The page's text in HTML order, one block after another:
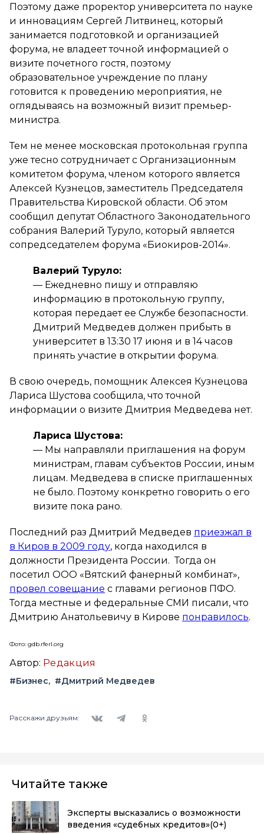
Поэтому даже проректор университета по науке
и инновациям Сергей Литвинец, который
занимается подготовкой и организацией
форума, не владеет точной информацией о
визите почетного гостя, поэтому
образовательное учреждение по плану
готовится к проведению мероприятия, не
оглядываясь на возможный визит премьер-
министра.
Тем не менее московская протокольная группа
уже тесно сотрудничает с Организационным
комитетом форума, членом которого является
Алексей Кузнецов, заместитель Председателя
Правительства Кировской области. Об этом
сообщил депутат Областного Законодательного
собрания Валерий Туруло, который является
сопредседателем форума «Биокиров-2014».
Валерий Туруло:
— Ежедневно пишу и отправляю
информацию в протокольную группу,
которая передает ее Службе безопасности.
Дмитрий Медведев должен прибыть в
университет в 13:30 17 июня и в 14 часов
принять участие в открытии форума.
В свою очередь, помощник Алексея Кузнецова
Лариса Шустова сообщила, что точной
информации о визите Дмитрия Медведева нет.
Лариса Шустова:
— Мы направляли приглашения на форум
министрам, главам субъектов России, иным
лицам. Медведева в списке приглашенных
не было. Поэтому конкретно говорить о его
визите пока рано.
Последний раз Дмитрий Медведев приезжал в
в Киров в 2009 году, когда находился в
должности Президента России. Тогда он
посетил ООО «Вятский фанерный комбинат»,
провел совещание с главами регионов ПФО.
Тогда местные и федеральные СМИ писали, что
Дмитрию Анатольевичу в Кирове понравилось.
Фото: gdb.rferl.org
Автор: Редакция
#Бизнес #Дмитрий Медведев
Расскажи друзьям:
Читайте также
Эксперты высказались о возможности
введения «судебных кредитов»(0+)